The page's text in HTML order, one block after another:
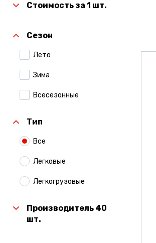
Стоимость за 1 шт.
Сезон
Лето
Зима
Всесезонные
Тип
Все
Легковые
Легкогрузовые
Производитель 40
шт.